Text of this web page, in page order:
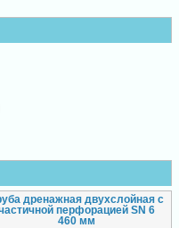
дренажная двухслойная с
перфорацией SN 6
460 мм